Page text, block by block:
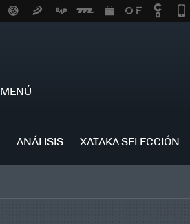
MENÚ
ANÁLISIS XATAKA SELECCIÓN